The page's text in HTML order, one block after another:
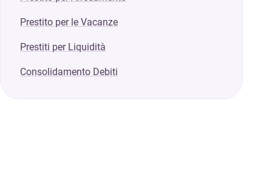
Prestito per le Vacanze
Prestiti per Liquidità
Consolidamento Debiti